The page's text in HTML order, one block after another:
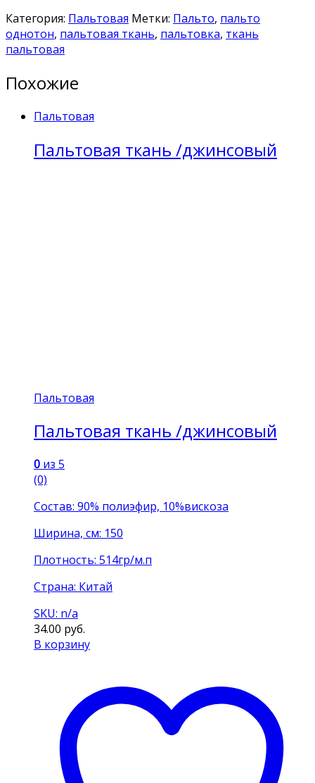
Категория: Пальтовая Метки: Пальто, пальто
однотон, пальтовая ткань, пальтовка, ткань
пальтовая
Похожие
Пальтовая
Пальтовая ткань /джинсовый
Пальтовая
Пальтовая ткань /джинсовый
0 из 5
(0)
Состав: 90% полиэфир, 10%вискоза
Ширина, см: 150
Плотность: 514гр/м.п
Страна: Китай
SKU: n/a
34.00 руб.
В корзину